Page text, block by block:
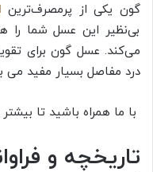
گون یکی از پرمصرف‌ترین
بی‌نظیر این عسل شما را
می‌کند. عسل گون برای
درد مفاصل بسیار مفید می
با ما همراه باشید تا
تاریخچه و